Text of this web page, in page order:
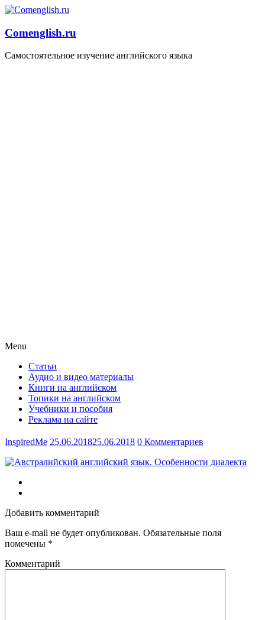
Comenglish.ru
Самостоятельное изучение английского языка
Menu
Статьи
Аудио и видео материалы
Книги на английском
Топики на английском
Учебники и пособия
Реклама на сайте
InspiredMe 25.06.201825.06.2018 0 Комментариев
Добавить комментарий
Ваш e-mail не будет опубликован. Обязательные поля
помечены *
Комментарий